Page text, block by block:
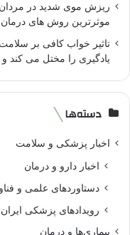
ریزش موی شدید در
موثرترین روش های
تاثیر خواب کافی بر
یادگیری را مختل می کند
دسته‌ها
اخبار پزشکی و سلامت
اخبار دارو و درمان
دستاوردهای علمی و
رویدادهای پزشکی
بیماری‌ها و درمان